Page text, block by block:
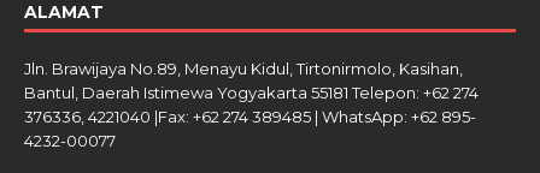
ALAMAT
Jln. Brawijaya No.89, Menayu Kidul, Tirtonirmolo, Kasihan,
Bantul, Daerah Istimewa Yogyakarta 55181 Telepon: +62 274
376336, 4221040 |Fax: +62 274 389485 | WhatsApp: +62 895-
4232-00077